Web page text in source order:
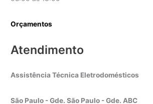
Orçamentos
Atendimento
Assistência Técnica Eletrodomésticos
São Paulo - Gde. São Paulo - Gde. ABC